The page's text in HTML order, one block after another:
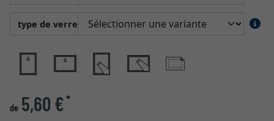
type de verre
de 5,60 €*